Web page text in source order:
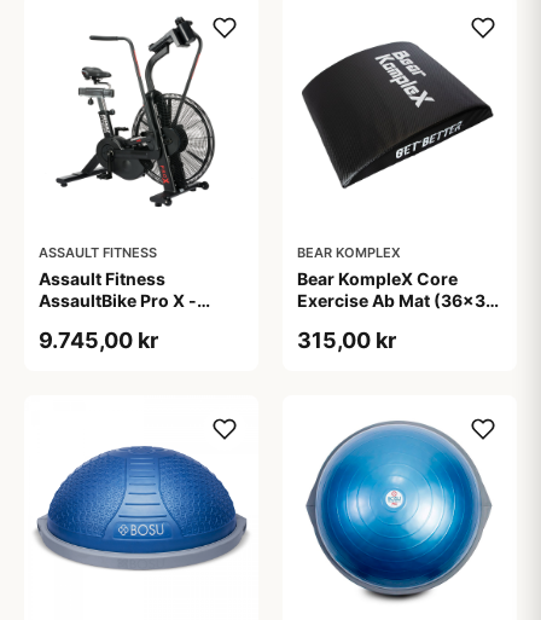
ASSAULT FITNESS
Assault Fitness
AssaultBike Pro X -
konditionstræning og
9.745,00 kr
BEAR KOMPLEX
Bear KompleX Core
Exercise Ab Mat (36x30
styrke din core og have
315,00 kr